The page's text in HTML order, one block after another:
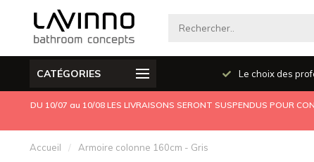
CATÉGORIES
Produits de qualité Le choix des
DU 10/07 au 10/08 LES LIVRAISONS SERONT SUSPENDUS POUR
Accueil / Armoire colonne 160cm - Gris